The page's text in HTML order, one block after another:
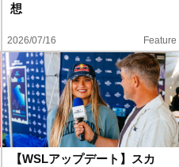
想
2026/07/16 Feature
【WSLアップデート】スカ